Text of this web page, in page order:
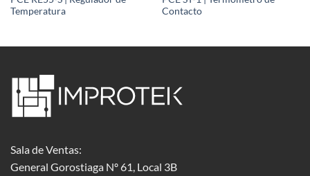
Temperatura
Contacto
Sala de Ventas:
General Gorostiaga Nº 61, Local 3B